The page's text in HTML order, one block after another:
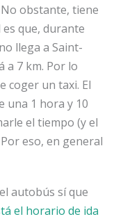
obstante, tiene
que, durante
llega a Saint-
a 7 km. Por lo
coger un taxi. El
una 1 hora y 10
el tiempo (y el
eso, en general
autobús sí que
el horario de ida